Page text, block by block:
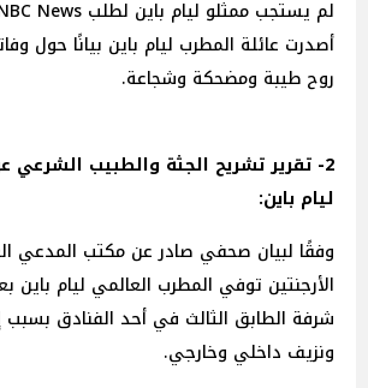
أصدرت عائلة المطرب ليام باين بيانًا حول
روح طيبة ومضحكة وشجاعة.
2- تقرير تشريح الجثة والطبيب
ليام باين:
وفقًا لبيان صحفي صادر عن مكتب المدعي
الأرجنتين توفي المطرب العالمي ليام
شرفة الطابق الثالث في أحد الفنادق بسبب
ونزيف داخلي وخارجي.